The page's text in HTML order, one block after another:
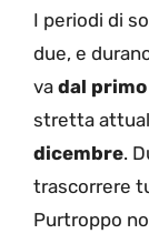
I periodi di
due, e
va dal primo
stretta
dicembre.
trascorrere
Purtroppo